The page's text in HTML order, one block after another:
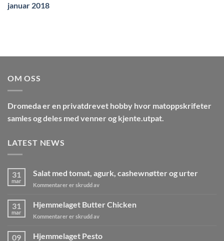
januar 2018
OM OSS
Dromedaer en privatdrevet hobby hvor matoppskrifeter
samles og deles med venner og kjente.utpat.
LATEST NEWS
31
mar
Salat med tomat, agurk, cashewnøtter og urter
Kommentarer er skrudd avfor
med
og
31
mar
Hjemmelaget Butter Chicken
Kommentarer er skrudd avfor
09 Hjemmelaget Pesto